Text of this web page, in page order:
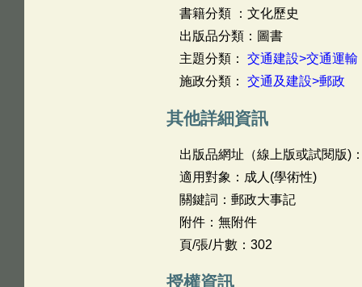
書籍分類 ：文化歷史
出版品分類：圖書
主題分類： 交通建設>交通運輸
施政分類： 交通及建設>郵政
其他詳細資訊
出版品網址（線上版或試閱版)
適用對象：成人(學術性)
關鍵詞：郵政大事記
附件：無附件
頁/張/片數：302
授權資訊